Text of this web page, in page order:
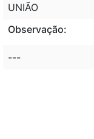
UNIÃO
Observação:
---